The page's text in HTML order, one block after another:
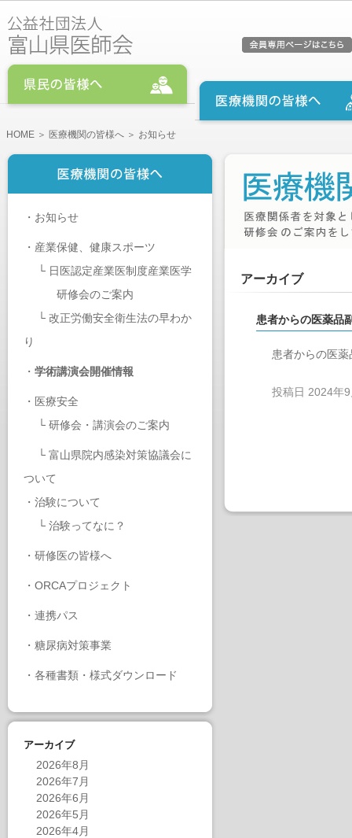
HOME ＞ 医療機関の皆様へ ＞ お知らせ
・ お知らせ
・ 産業保健、健康スポーツ
└ 日医認定産業医制度産業医学
研修会のご案内
└ 改正労働安全衛生法の早わか
り
・ 学術講演会開催情報
・ 医療安全
└ 研修会・講演会のご案内
└ 富山県院内感染対策協議会に
ついて
・ 治験について
└ 治験ってなに？
・ 研修医の皆様へ
・ ORCAプロジェクト
・ 連携パス
・ 糖尿病対策事業
・ 各種書類・様式ダウンロード
アーカイブ
2026年8月
2026年7月
2026年6月
2026年5月
2026年4月
アーカイブ
患者からの医薬品
患者からの医
投稿日 2024年